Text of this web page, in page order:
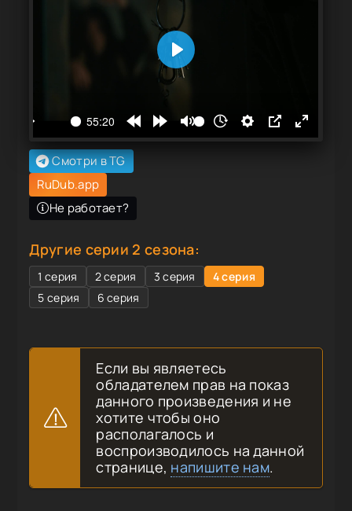
Смотри в TG
RuDub.app
Не работает?
Другие серии 2 сезона:
1 серия 2 серия 3 серия
4 серия
5 серия
6 серия
Если вы являетесь
обладателем прав на показ
данного произведения и не
хотите чтобы оно
располагалось и
воспроизводилось на данной
странице, напишите нам.